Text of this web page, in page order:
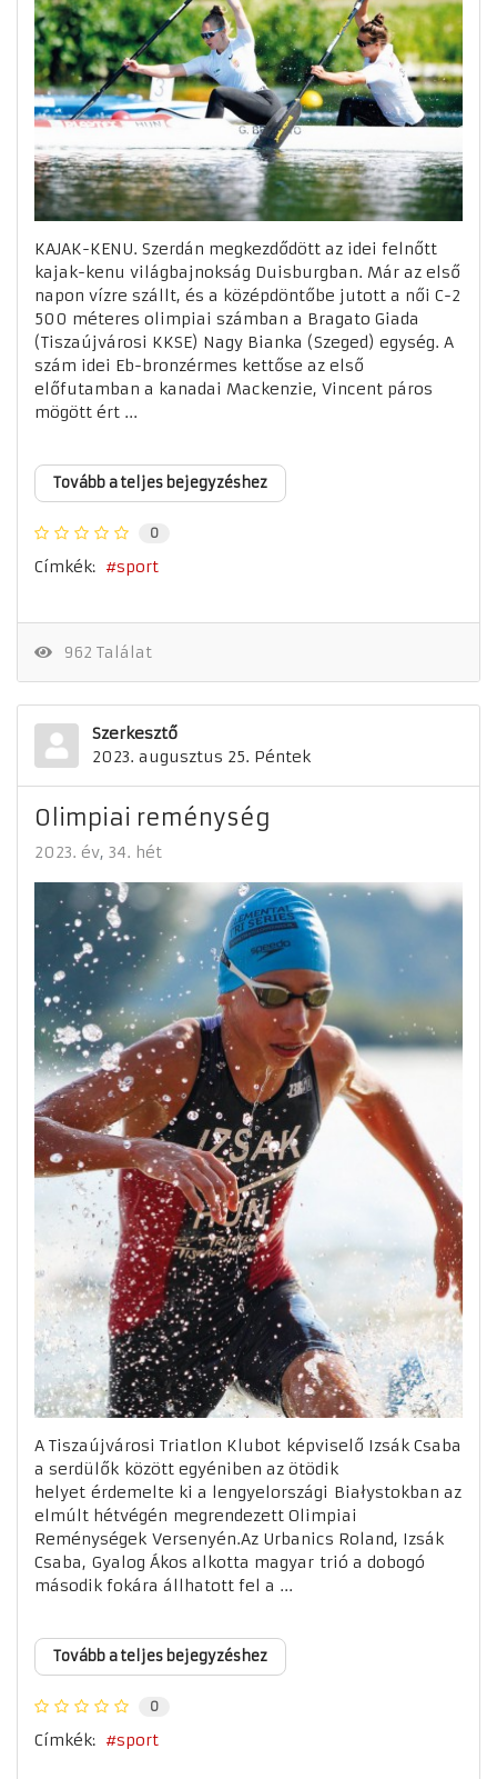
KAJAK-KENU. Szerdán megkezdődött az idei felnőtt
kajak-kenu világbajnokság Duisburgban. Már az első
napon vízre szállt, és a középdöntőbe jutott a női C-2
500 méteres olimpiai számban a Bragato Giada
(Tiszaújvárosi KKSE) Nagy Bianka (Szeged) egység. A
szám idei Eb-bronzérmes kettőse az első
előfutamban a kanadai Mackenzie, Vincent páros
mögött ért ...
Tovább a teljes bejegyzéshez
0
Címkék: sport
962 Találat
Szerkesztő
2023. augusztus 25. Péntek
Olimpiai reménység
2023. év 34. hét
A Tiszaújvárosi Triatlon Klubot képviselő Izsák Csaba
a serdülők között egyéniben az ötödik
helyet érdemelte ki a lengyelországi Białystokban az
elmúlt hétvégén megrendezett Olimpiai
Reménységek Versenyén.Az Urbanics Roland, Izsák
Csaba, Gyalog Ákos alkotta magyar trió a dobogó
második fokára állhatott fel a ...
Tovább a teljes bejegyzéshez
0
Címkék: sport